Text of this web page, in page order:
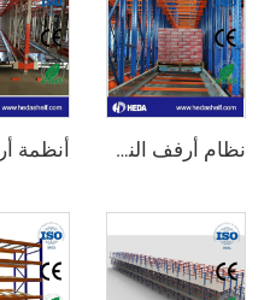
نظام أرفف النقل المخصصة للبته في المستودعات